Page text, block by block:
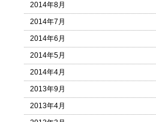
2014年8月
2014年7月
2014年6月
2014年5月
2014年4月
2013年9月
2013年4月